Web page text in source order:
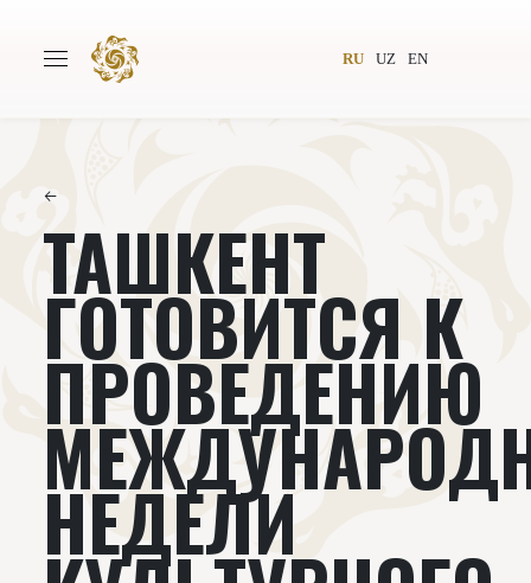
RU UZ EN
Авторы
Проекты Подкасты
Книги Видеолекторий
←
ТАШКЕНТ
ГОТОВИТСЯ К
ПРОВЕДЕНИЮ
НЕДЕЛИ